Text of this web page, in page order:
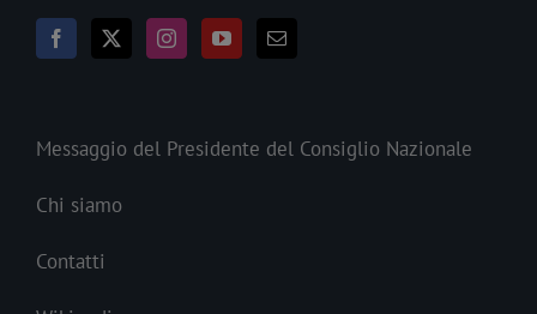
Messaggio del Presidente del Consiglio Nazionale
Chi siamo
Contatti